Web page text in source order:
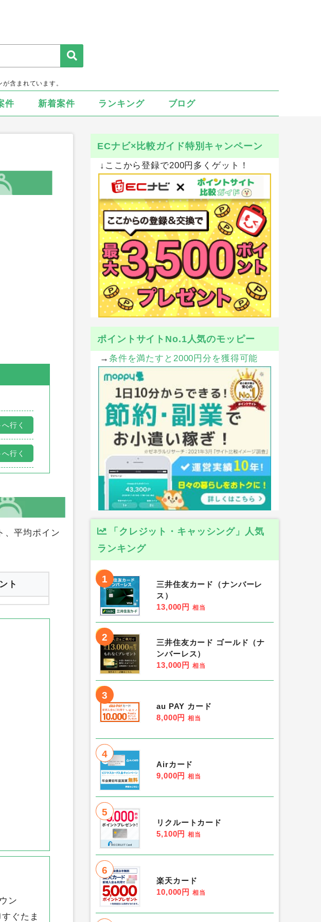
含まれています。
件 新着案件 ランキング ブログ
へ行く
へ行く
平均ポイン
ECナビ×比較ガイド特別キャンペーン
↓ここから登録で200円多くゲット！
ポイントサイトNo.1人気のモッピー
→ 条件を満たすと2000円分を獲得可能
「クレジット・キャッシング」人気
ランキング
1
三井住友カード（ナンバーレ
ス）
13,000円 相当
2
三井住友カード ゴールド（ナ
ンバーレス）
13,000円 相当
3
au PAY カード
8,000円 相当
4
Airカード
9,000円 相当
5
リクルートカード
5,100円 相当
6
楽天カード
10,000円 相当